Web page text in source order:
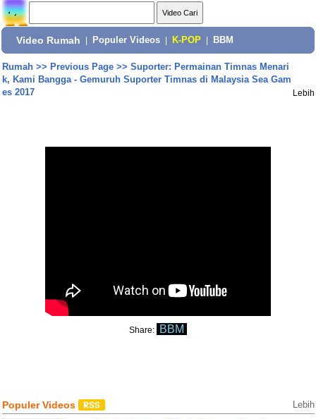
Video Rumah Populer Videos K-POP BBM
Rumah>> Previous Page>> Suporter: Permainan Timnas Menari
k, Kami Bangga - Gemuruh Suporter Timnas di Malaysia Sea Gam
es 2017
Lebih
Share: BBM
Populer Videos Lebih